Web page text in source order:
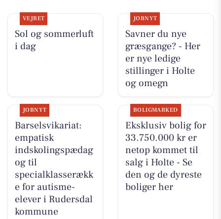
VEJRET
Sol og sommerluft
i dag
JOBNYT
Savner du nye
græsgange? - Her
er nye ledige
stillinger i Holte
og omegn
JOBNYT
Barselsvikariat:
empatisk
indskolingspædag
og til
specialklasserækk
e for autisme-
elever i Rudersdal
kommune
BOLIGMARKED
Eksklusiv bolig for
33.750.000 kr er
netop kommet til
salg i Holte - Se
den og de dyreste
boliger her